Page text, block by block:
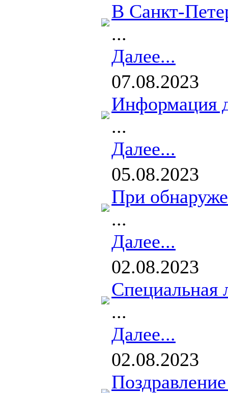
В Санкт-
...
Далее...
07.08.2023
Информация
...
Далее...
05.08.2023
При
...
Далее...
02.08.2023
Специальная
...
Далее...
02.08.2023